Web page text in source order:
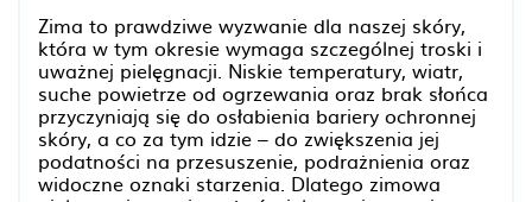
Zima to prawdziwe wyzwanie dla naszej skóry,
która w tym okresie wymaga szczególnej troski i
uważnej pielęgnacji. Niskie temperatury, wiatr,
suche powietrze od ogrzewania oraz brak słońca
przyczyniają się do osłabienia bariery ochronnej
skóry, a co za tym idzie – do zwiększenia jej
podatności na przesuszenie, podrażnienia oraz
widoczne oznaki starzenia. Dlatego zimowa